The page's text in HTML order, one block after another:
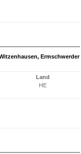
Ermschwerder
Land
HE